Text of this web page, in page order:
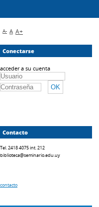
A- A A+
Conectarse
acceder a su cuenta
Contacto
Tel. 2418 4075 int. 212
biblioteca@seminario.edu.uy
contacto